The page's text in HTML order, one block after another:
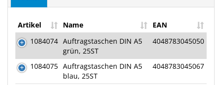
Artikel Name
EAN
1084074 Auftragstaschen DIN A5
grün, 25ST
4048783045050
1084075 Auftragstaschen DIN A5
blau, 25ST
4048783045067